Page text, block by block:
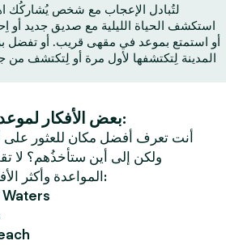
استكشف الحياة الليلية مع صديق جديد أو
أو استمتع بموعد في مقهى قريب. أو تفضل
المدينة لِتكتشفها لأول مرة أو لِتكتشف
بعض الأفكار لموعد مميز في ماناوس:
أنت تعرف أفضل مكان للعثور
ولكن إلى أين ستأخذُهم؟ لا
المواعدة وأكثر الأفكار شعبية في المدينة: